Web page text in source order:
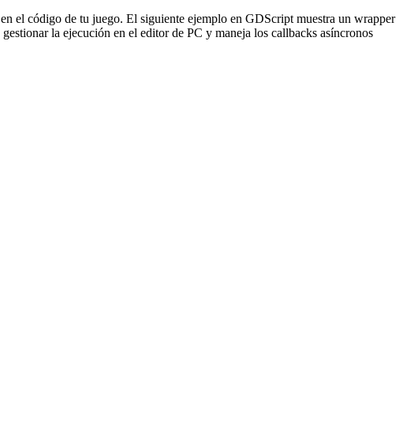
el código de tu juego. El siguiente ejemplo en GDScript muestra un wrapper
la ejecución en el editor de PC y maneja los callbacks asíncronos